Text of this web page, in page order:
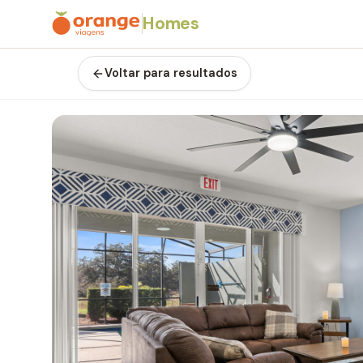
Homes
Voltar para resultados